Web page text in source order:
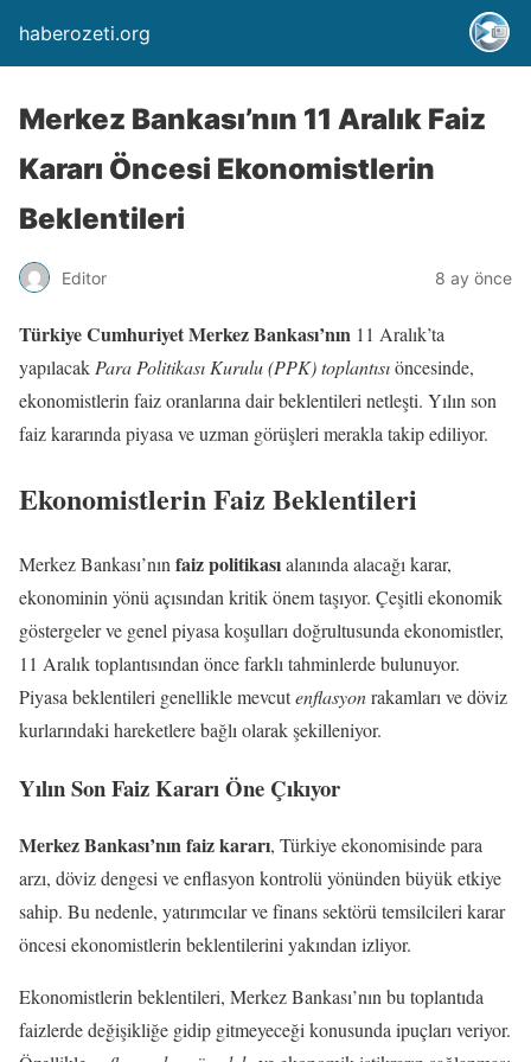
haberozeti.org
Merkez Bankası’nın 11 Aralık Faiz
Kararı Öncesi Ekonomistlerin
Beklentileri
Editor 8 ay önce
Türkiye Cumhuriyet Merkez Bankası’nın 11 Aralık’ta
yapılacak Para Politikası Kurulu (PPK) toplantısıöncesinde,
ekonomistlerin faiz oranlarına dair beklentileri netleşti. Yılın son
faiz kararında piyasa ve uzman görüşleri merakla takip ediliyor.
Ekonomistlerin Faiz Beklentileri
Merkez Bankası’nın faiz politikasıalanında alacağı karar,
ekonominin yönü açısından kritik önem taşıyor. Çeşitli ekonomik
göstergeler ve genel piyasa koşulları doğrultusunda ekonomistler,
11 Aralık toplantısından önce farklı tahminlerde bulunuyor.
Piyasa beklentileri genellikle mevcutenflasyonrakamları ve döviz
kurlarındaki hareketlere bağlı olarak şekilleniyor.
Yılın Son Faiz Kararı Öne Çıkıyor
Merkez Bankası’nın faiz kararı, Türkiye ekonomisinde para
arzı, döviz dengesi ve enflasyon kontrolü yönünden büyük etkiye
sahip. Bu nedenle, yatırımcılar ve finans sektörü temsilcileri karar
öncesi ekonomistlerin beklentilerini yakından izliyor.
Ekonomistlerin beklentileri, Merkez Bankası’nın bu toplantıda
faizlerde değişikliğe gidip gitmeyeceği konusunda ipuçları veriyor.